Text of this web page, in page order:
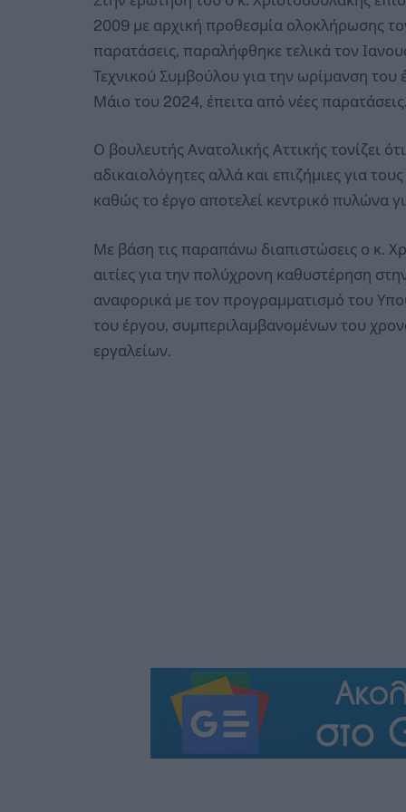
2009 με αρχική προθεσμία ολοκλήρωσης
παρατάσεις, παραλήφθηκε τελικά τον
Τεχνικού Συμβούλου για την ωρίμανση του
Μάιο του 2024, έπειτα από νέες παρατάσεις.
Ο βουλευτής Ανατολικής Αττικής τονίζει
αδικαιολόγητες αλλά και επιζήμιες για
καθώς το έργο αποτελεί κεντρικό πυλώνα
Με βάση τις παραπάνω διαπιστώσεις ο κ.
αιτίες για την πολύχρονη καθυστέρηση
αναφορικά με τον προγραμματισμό του
του έργου, συμπεριλαμβανομένων του
εργαλείων.